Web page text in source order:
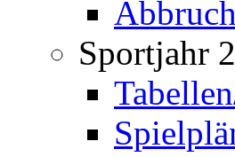
Sportjahr